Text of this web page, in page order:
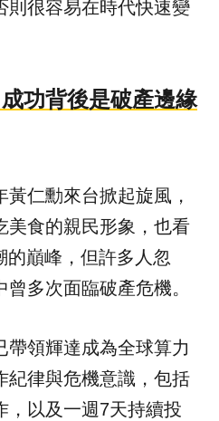
則很容易在時代快速變
功背後是破產邊緣
仁勳來台掀起旋風，
美食的親民形象，也看
的巔峰，但許多人忽
多次面臨破產危機。
帶領輝達成為全球算力
紀律與危機意識，包括
，以及一週7天持續投